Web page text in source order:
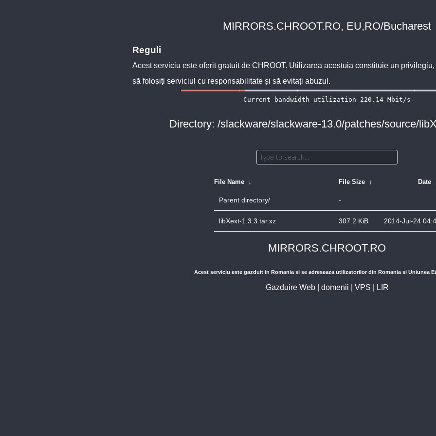
MIRRORS.CHROOT.RO, EU,RO/Bucharest
Reguli
Acest serviciu este oferit gratuit de CHROOT. Utilizarea acestuia constituie un
să folosiți serviciul cu responsabilitate și să evitați abuzul.
Directory: /slackware/slackware-13.0/patches/source/
File Name ↓ File Size ↓ Date
Parent directory/ -
libXext-1.3.3.tar.xz 307.2 KiB 2014-Jul-24
MIRRORS.CHROOT.RO
Acest serviciu este gazduit in Romania si se adreseaza utilizatorilor din Romania si Uniunea
Gazduire Web| domenii VPS LIR